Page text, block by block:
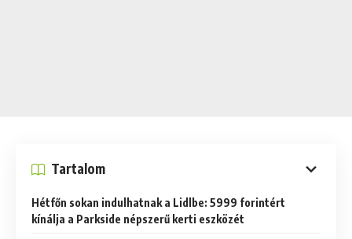
Tartalom
Hétfőn sokan indulhatnak a Lidlbe: 5999 forintért
kínálja a Parkside népszerű kerti eszközét